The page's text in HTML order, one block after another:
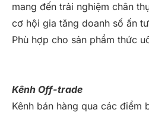
mang đến trải nghiệm chân
cơ hội gia tăng doanh số ấn
Phù hợp cho sản phẩm thức
Kênh Off-trade
Kênh bán hàng qua các điểm